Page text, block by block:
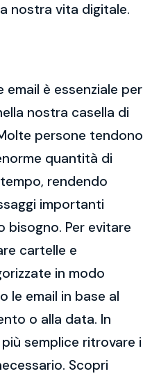
nostra vita digitale.
email è essenziale per
nostra casella di
persone tendono
quantità di
rendendo
importanti
bisogno. Per evitare
cartelle e
in modo
le email in base al
o alla data. In
semplice ritrovare i
Scopri